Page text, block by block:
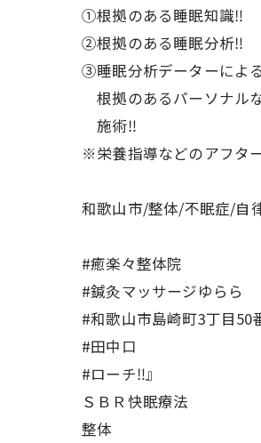
①根拠のある睡眠知識‼️
②根拠のある睡眠分析‼️
③睡眠分析データーによる
根拠のあるパーソナル
施術‼️
※栄養指導などのアフタ
和歌山市/整体/不眠症/自
#癒楽々整体院
#鍼灸マッサージゆらら
#和歌山市島崎町3丁目50
#田中口
#ローチ‼️』
ＳＢＲ快眠療法
整体